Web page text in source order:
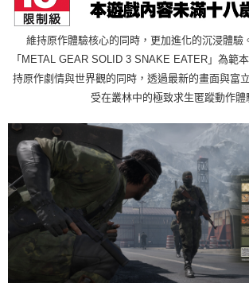
每筆NT$200，滿NT$1,790(含以上)免運費
離島宅配
每筆NT$200
維持原作體驗核心的同時，更加進化的沉浸體驗
「METAL GEAR SOLID 3 SNAKE EATER」為範
持原作劇情與世界觀的同時，透過最新的畫面與富
受在叢林中的極致求生匿蹤動作體